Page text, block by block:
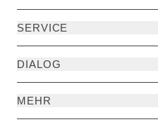
SERVICE
DIALOG
MEHR